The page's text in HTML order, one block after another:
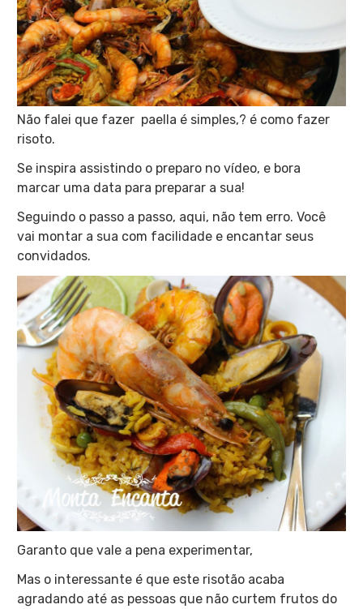
Não falei que fazer paella é simples,? é como fazer
risoto.
Se inspira assistindo o preparo no vídeo, e bora
marcar uma data para preparar a sua!
Seguindo o passo a passo, aqui, não tem erro. Você
vai montar a sua com facilidade e encantar seus
convidados.
Garanto que vale a pena experimentar,
Mas o interessante é que este risotão acaba
agradando até as pessoas que não curtem frutos do